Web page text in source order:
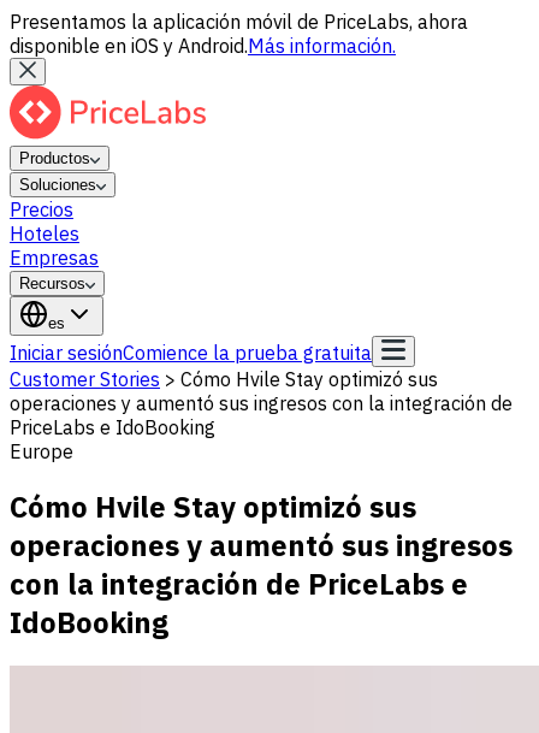
Presentamos la aplicación móvil de PriceLabs, ahora
disponible en iOS y Android.Más información.
Productos
Soluciones
Precios
Hoteles
Empresas
Recursos
es
Iniciar sesiónComience la prueba gratuita
Customer Stories > Cómo Hvile Stay optimizó sus
operaciones y aumentó sus ingresos con la integración de
PriceLabs e IdoBooking
Europe
Cómo Hvile Stay optimizó sus
operaciones y aumentó sus ingresos
con la integración de PriceLabs e
IdoBooking